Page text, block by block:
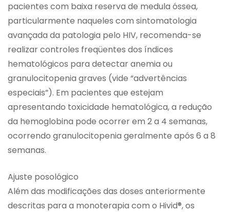
pacientes com baixa reserva de medula óssea,
particularmente naqueles com sintomatologia
avançada da patologia pelo HIV, recomenda-se
realizar controles freqüentes dos índices
hematológicos para detectar anemia ou
granulocitopenia graves (vide “advertências
especiais”). Em pacientes que estejam
apresentando toxicidade hematológica, a redução
da hemoglobina pode ocorrer em 2 a 4 semanas,
ocorrendo granulocitopenia geralmente após 6 a 8
semanas.
Ajuste posológico
Além das modificações das doses anteriormente
descritas para a monoterapia com o Hivid®, os